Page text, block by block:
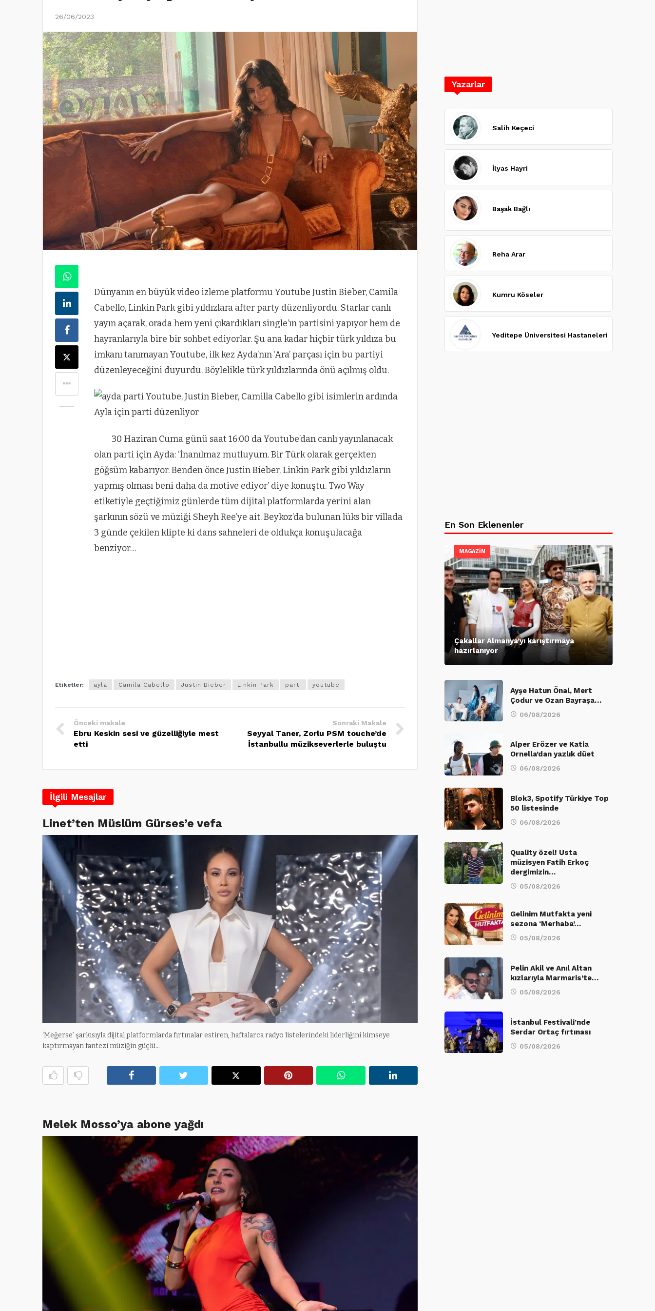
26/06/2023
Dünyanın en büyük video izleme platformu Youtube Justin Bieber, Camila
Cabello, Linkin Park gibi yıldızlara after party düzenliyordu. Starlar canlı
yayın açarak, orada hem yeni çıkardıkları single’ın partisini yapıyor hem de
hayranlarıyla bire bir sohbet ediyorlar. Şu ana kadar hiçbir türk yıldıza bu
imkanı tanımayan Youtube, ilk kez Ayda’nın ‘Ara’ parçası için bu partiyi
düzenleyeceğini duyurdu. Böylelikle türk yıldızlarında önü açılmış oldu.
30 Haziran Cuma günü saat 16:00 da Youtube’dan canlı yayınlanacak
olan parti için Ayda: ‘İnanılmaz mutluyum. Bir Türk olarak gerçekten
göğsüm kabarıyor. Benden önce Justin Bieber, Linkin Park gibi yıldızların
yapmış olması beni daha da motive ediyor’ diye konuştu. Two Way
etiketiyle geçtiğimiz günlerde tüm dijital platformlarda yerini alan
şarkının sözü ve müziği Sheyh Ree’ye ait. Beykoz’da bulunan lüks bir villada
3 günde çekilen klipte ki dans sahneleri de oldukça konuşulacağa
benziyor…
Etiketler: ayla Camila Cabello Justin Bieber Linkin Park parti youtube
Önceki makale
Ebru Keskin sesi ve güzelliğiyle mest
etti
Sonraki Makale
Seyyal Taner, Zorlu PSM touche’de
İstanbullu müzikseverlerle buluştu
İlgili Mesajlar
Linet’ten Müslüm Gürses’e vefa
‘Meğerse’ şarkısıyla dijital platformlarda fırtınalar estiren, haftalarca radyo listelerindeki liderliğini kimseye
kaptırmayan fantezi müziğin güçlü…
Melek Mosso’ya abone yağdı
Yazarlar
Salih Keçeci
İlyas Hayri
Başak Bağlı
Reha Arar
Kumru Köseler
Yeditepe Üniversitesi Hastaneleri
En Son Eklenenler
MAGAZİN
Çakallar Almanya’yı karıştırmaya
hazırlanıyor
Ayşe Hatun Önal, Mert
Çodur ve Ozan Bayraşa…
06/08/2026
Alper Erözer ve Katia
Ornella’dan yazlık düet
06/08/2026
Blok3, Spotify Türkiye Top
50 listesinde
06/08/2026
Quality özel! Usta
müzisyen Fatih Erkoç
dergimizin…
05/08/2026
Gelinim Mutfakta yeni
sezona ‘Merhaba’…
05/08/2026
Pelin Akil ve Anıl Altan
kızlarıyla Marmaris’te…
05/08/2026
İstanbul Festivali’nde
Serdar Ortaç fırtınası
05/08/2026